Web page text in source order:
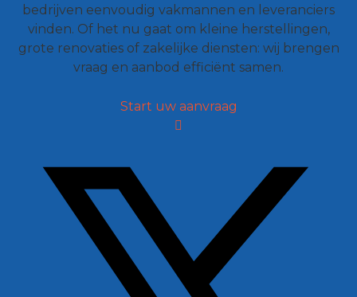
bedrijven eenvoudig vakmannen en leveranciers
vinden. Of het nu gaat om kleine herstellingen,
grote renovaties of zakelijke diensten: wij brengen
vraag en aanbod efficiënt samen.
Start uw aanvraag